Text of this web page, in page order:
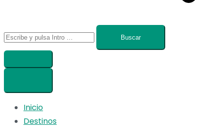
Buscar:
Inicio
Destinos